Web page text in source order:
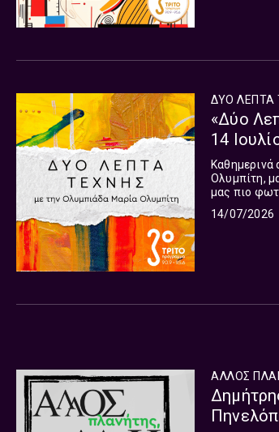
ΔΥΟ ΛΕΠΤΑ
«Δύο
14
Ολυμπίτη,
μας πιο
14/07/2026
ΑΛΛΟΣ